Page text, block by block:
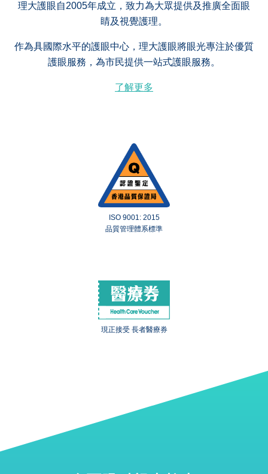
理大護眼自2005年成立，致力為大眾提供及推廣全面眼
睛及視覺護理。
作為具國際水平的護眼中心，理大護眼將眼光專注於優質
護眼服務，為市民提供一站式護眼服務。
了解更多
ISO 9001: 2015
品質管理體系標準
現正接受 長者醫療券